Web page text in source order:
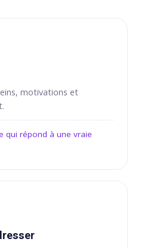
motivations et
qui répond à une vraie